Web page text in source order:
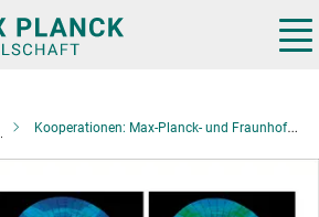
Kooperationen: Max-Planck- und Fraunhofer-Institute